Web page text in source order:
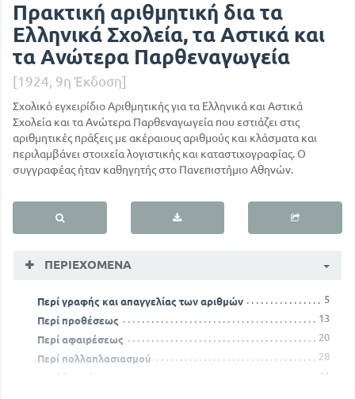
Πρακτική αριθμητική δια τα
Ελληνικά Σχολεία, τα Αστικά και
τα Ανώτερα Παρθεναγωγεία
[1924, 9η Έκδοση]
Σχολικό εγχειρίδιο Αριθμητικής για τα Ελληνικά και Αστικά
Σχολεία και τα Ανώτερα Παρθεναγωγεία που εστιάζει στις
αριθμητικές πράξεις με ακέραιους αριθμούς και κλάσματα και
περιλαμβάνει στοιχεία λογιστικής και καταστιχογραφίας. Ο
συγγραφέας ήταν καθηγητής στο Πανεπιστήμιο Αθηνών.
ΠΕΡΙΕΧΌΜΕΝΑ
Περί γραφής και απαγγελίας των αριθμών
5
Περί προθέσεως
13
Περί αφαιρέσεως
20
Περί πολλαπλασιασμού
28
Περί διαιρέσεως
41